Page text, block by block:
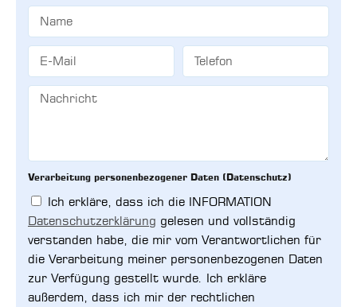
Verarbeitung personenbezogener Daten (Datenschutz)
Ich erkläre, dass ich die INFORMATION
Datenschutzerklärung gelesen und vollständig
verstanden habe, die mir vom Verantwortlichen für
die Verarbeitung meiner personenbezogenen Daten
zur Verfügung gestellt wurde. Ich erkläre
außerdem, dass ich mir der rechtlichen